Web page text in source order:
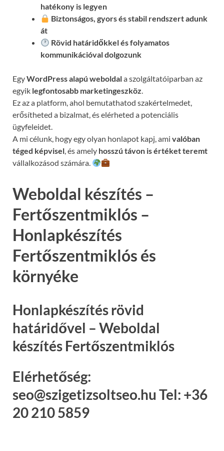
hatékony is legyen
Biztonságos, gyors és stabil rendszert adunk
át
Rövid határidőkkel és folyamatos
kommunikációvaldolgozunk
EgyWordPress alapú weboldala szolgáltatóiparban az
egyik legfontosabb marketingeszköz.
Ez az a platform, ahol bemutathatod szakértelmedet,
erősítheted a bizalmat, és elérheted a potenciális
ügyfeleidet.
A mi célunk, hogy egy olyan honlapot kapj, ami valóban
téged képvisel, és amely hosszú távon is értéket teremt
vállalkozásod számára.
Weboldal készítés –
Fertőszentmiklós –
Honlapkészítés
Fertőszentmiklós és
környéke
Honlapkészítés rövid
határidővel – Weboldal
készítés Fertőszentmiklós
Elérhetőség:
seo@szigetizsoltseo.hu Tel: +36
20 210 5859